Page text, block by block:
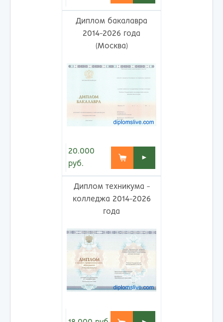
Диплом бакалавра
2014-2026 года
(Москва)
20.000
руб.
►
Диплом техникума -
колледжа 2014-2026
года